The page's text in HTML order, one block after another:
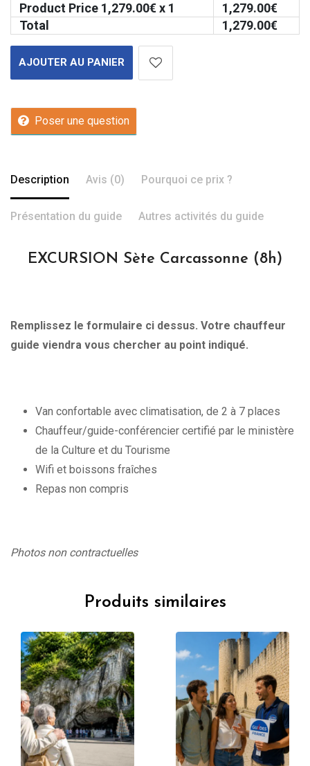
Product Price 1,279.00€ x 1 1,279.00€
Total
1,279.00€
AJOUTER AU PANIER
Poser une question
Description Avis (0) Pourquoi ce prix ?
Présentation du guide Autres activités du guide
EXCURSION Sète Carcassonne (8h)
Remplissez le formulaire ci dessus. Votre chauffeur
guide viendra vous chercher au point indiqué.
Van confortable avec climatisation, de 2 à 7 places
Chauffeur/guide-conférencier certifié par le ministère
de la Culture et du Tourisme
Wifi et boissons fraîches
Repas non compris
Photos non contractuelles
Produits similaires